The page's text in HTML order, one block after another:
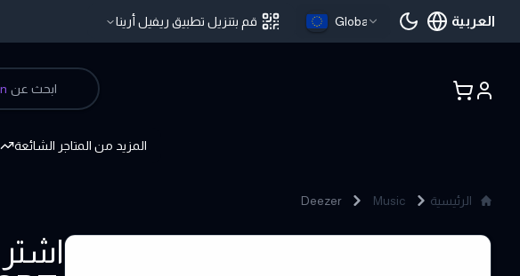
قم بتنزيل تطبيق ريفيل أرينا Global العربية
اللغة الحالية
ابحث عن
المزيد من المتاجر الشائعة
الرئيسية Music
Deezer
Deezer